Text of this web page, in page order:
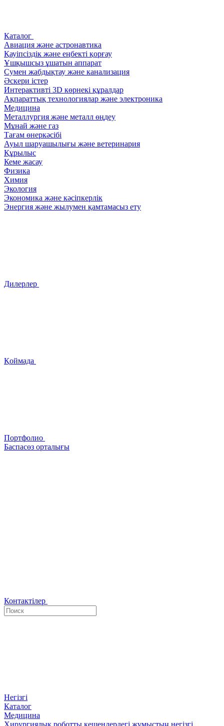
Каталог
Авиация және астронавтика
Қауіпсіздік және еңбекті қорғау
Ұшқышсыз ұшатын аппарат
Сумен жабдықтау және канализация
Әскери істер
Интерактивті 3D көрнекі құралдар
Ақпараттық технологиялар және электроника
Медицина
Металлургия және металл өңдеу
Мұнай және газ
Тағам өнеркәсібі
Ауыл шаруашылығы және ветеринария
Құрылыс
Кеме жасау
Физика
Химия
Экология
Экономика және кәсіпкерлік
Энергия және жылумен қамтамасыз ету
Дилерлер
Қоймада
Портфолио
Баспасөз орталығы
Контактілер
Негізгі
Каталог
Медицина
Хирургиялық роботты кешендердегі жұмыстың негізгі